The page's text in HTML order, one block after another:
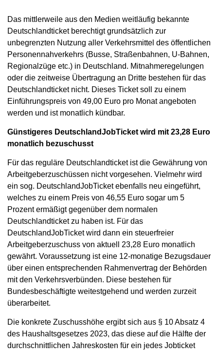
Das mittlerweile aus den Medien weitläufig bekannte
Deutschlandticket berechtigt grundsätzlich zur
unbegrenzten Nutzung aller Verkehrsmittel des öffentlichen
Personennahverkehrs (Busse, Straßenbahnen, U-Bahnen,
Regionalzüge etc.) in Deutschland. Mitnahmeregelungen
oder die zeitweise Übertragung an Dritte bestehen für das
Deutschlandticket nicht. Dieses Ticket soll zu einem
Einführungspreis von 49,00 Euro pro Monat angeboten
werden und ist monatlich kündbar.
Günstigeres DeutschlandJobTicket wird mit 23,28 Euro
monatlich bezuschusst
Für das reguläre Deutschlandticket ist die Gewährung von
Arbeitgeberzuschüssen nicht vorgesehen. Vielmehr wird
ein sog. DeutschlandJobTicket ebenfalls neu eingeführt,
welches zu einem Preis von 46,55 Euro sogar um 5
Prozent ermäßigt gegenüber dem normalen
Deutschlandticket zu haben ist. Für das
DeutschlandJobTicket wird dann ein steuerfreier
Arbeitgeberzuschuss von aktuell 23,28 Euro monatlich
gewährt. Voraussetzung ist eine 12-monatige Bezugsdauer
über einen entsprechenden Rahmenvertrag der Behörden
mit den Verkehrsverbünden. Diese bestehen für
Bundesbeschäftigte weitestgehend und werden zurzeit
überarbeitet.
Die konkrete Zuschusshöhe ergibt sich aus § 10 Absatz 4
des Haushaltsgesetzes 2023, das diese auf die Hälfte der
durchschnittlichen Jahreskosten für ein jedes Jobticket